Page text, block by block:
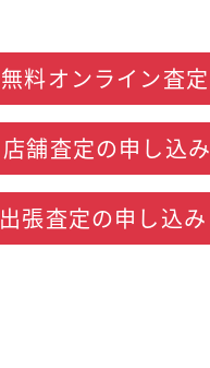
無料オンライン査定
店舗査定の申し込み
出張査定の申し込み